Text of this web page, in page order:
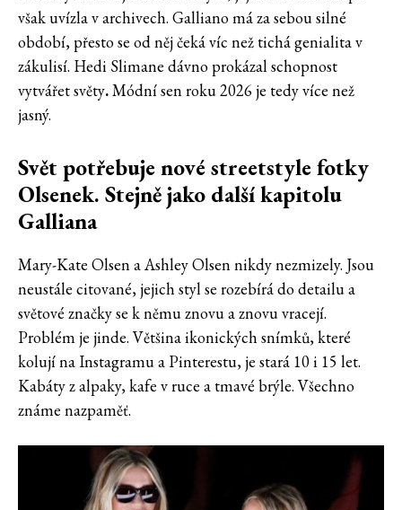
však uvízla v archivech. Galliano má za sebou silné
období, přesto se od něj čeká víc než tichá genialita v
zákulisí. Hedi Slimane dávno prokázal schopnost
vytvářet světy.Módní sen roku 2026 je tedy více než
jasný.
Svět potřebuje nové streetstyle fotky
Olsenek. Stejně jako další kapitolu
Galliana
Mary-Kate Olsen a Ashley Olsen nikdy nezmizely. Jsou
neustále citované, jejich styl se rozebírá do detailu a
světové značky se k němu znovu a znovu vracejí.
Problém je jinde. Většina ikonických snímků, které
kolují na Instagramu a Pinterestu, je stará 10 i 15 let.
Kabáty z alpaky, kafe v ruce a tmavé brýle. Všechno
známe nazpaměť.